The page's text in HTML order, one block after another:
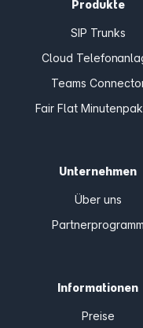
Produkte
SIP Trunks
Cloud
Teams
Fair Flat
Unternehmen
Über uns
Partnerprogramm
Informationen
Preise